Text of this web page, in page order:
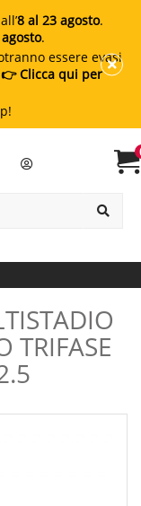
8 al 23 agosto.
.
essere evasi
👉 Clicca qui per
TRIFASE